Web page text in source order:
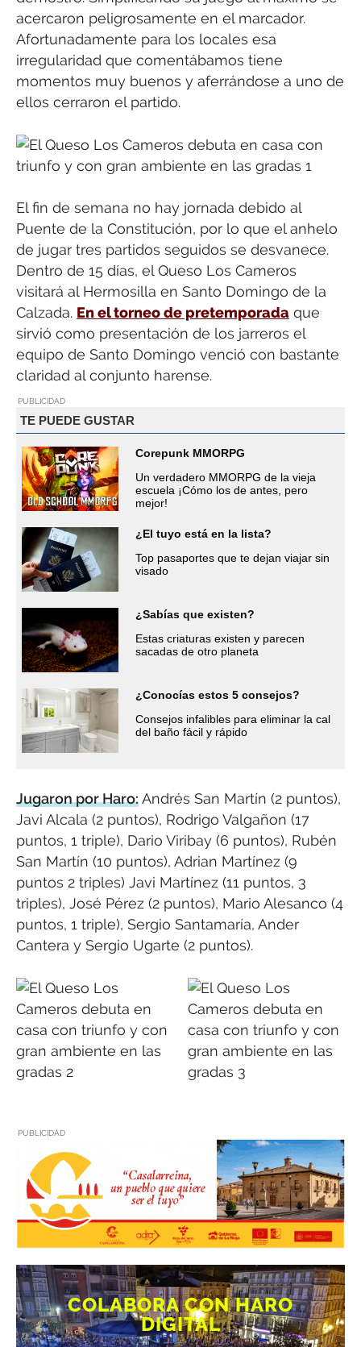
acercaron peligrosamente en el marcador.
Afortunadamente para los locales esa
irregularidad que comentábamos tiene
momentos muy buenos y aferrándose a uno de
ellos cerraron el partido.
El fin de semana no hay jornada debido al
Puente de la Constitución, por lo que el anhelo
de jugar tres partidos seguidos se desvanece.
Dentro de 15 días, el Queso Los Cameros
visitará al Hermosilla en Santo Domingo de la
Calzada. En el torneo de pretemporada que
sirvió como presentación de los jarreros el
equipo de Santo Domingo venció con bastante
claridad al conjunto harense.
PUBLICIDAD
TE PUEDE GUSTAR
Corepunk MMORPG
Un verdadero MMORPG de la vieja
escuela ¡Cómo los de antes, pero
mejor!
¿El tuyo está en la lista?
Top pasaportes que te dejan viajar sin
visado
¿Sabías que existen?
Estas criaturas existen y parecen
sacadas de otro planeta
¿Conocías estos 5 consejos?
Consejos infalibles para eliminar la cal
del baño fácil y rápido
Jugaron por Haro:Andrés San Martín (2 puntos),
Javi Alcala (2 puntos), Rodrigo Valgañon (17
puntos, 1 triple), Dario Viribay (6 puntos), Rubén
San Martín (10 puntos), Adrian Martínez (9
puntos 2 triples) Javi Martínez (11 puntos, 3
triples), José Pérez (2 puntos), Mario Alesanco (4
puntos, 1 triple), Sergio Santamaría, Ander
Cantera y Sergio Ugarte (2 puntos).
PUBLICIDAD
COLABORA CON HARO
DIGITAL